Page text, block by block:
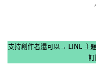
支持創作者還可以→ LINE 主
訂